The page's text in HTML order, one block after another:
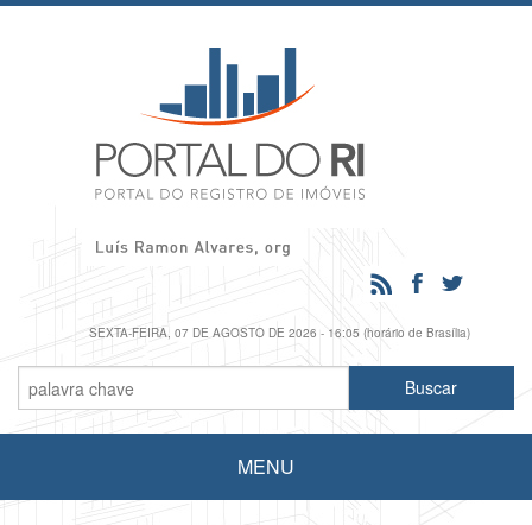
SEXTA-FEIRA, 07 DE AGOSTO DE 2026 - 16:05 (horário de Brasília)
MENU